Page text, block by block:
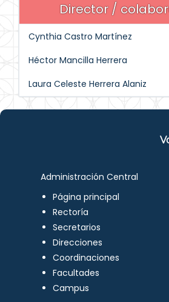
Director /
Cynthia Castro Martínez
Héctor Mancilla Herrera
Laura Celeste Herrera Alaniz
Administración Central
Página principal
Rectoría
Secretarios
Direcciones
Coordinaciones
Facultades
Campus